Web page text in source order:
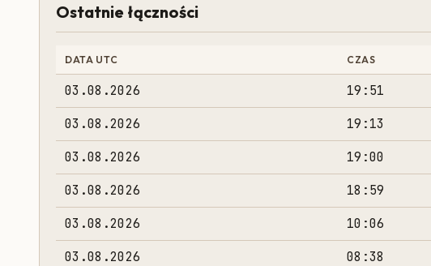
Ostatnie łączności
DATA UTC CZAS
03.08.2026 19:51
03.08.2026 19:13
03.08.2026 19:00
03.08.2026 18:59
03.08.2026 10:06
03.08.2026 08:38